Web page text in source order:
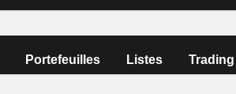
Portefeuilles Listes Trading